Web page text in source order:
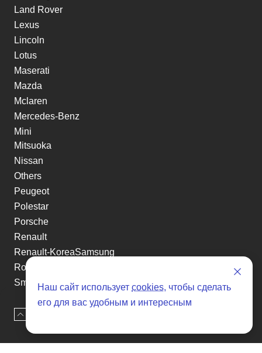
Land Rover
Lexus
Lincoln
Lotus
Maserati
Mazda
Mclaren
Mercedes-Benz
Mini
Mitsuoka
Nissan
Others
Peugeot
Polestar
Porsche
Renault
Renault-KoreaSamsung
Rolls-Royce
Smart
Subaru
Suzuki
Tesla
Наш сайт использует cookies, чтобы сделать
его для вас удобным и интересным